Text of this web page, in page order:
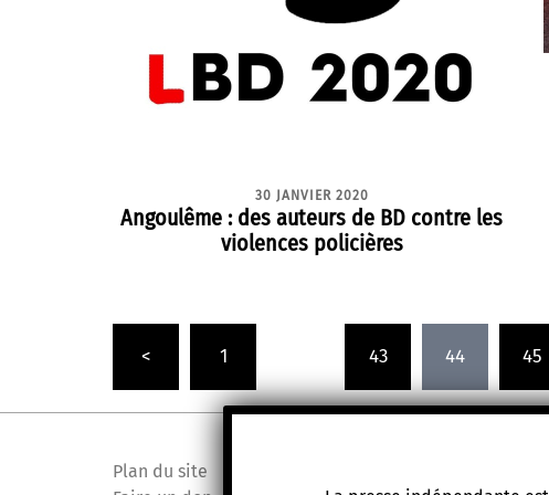
30 JANVIER 2020
Angoulême : des auteurs de BD contre les
violences policières
des
publications
< 1 43 44 45
Plan du site